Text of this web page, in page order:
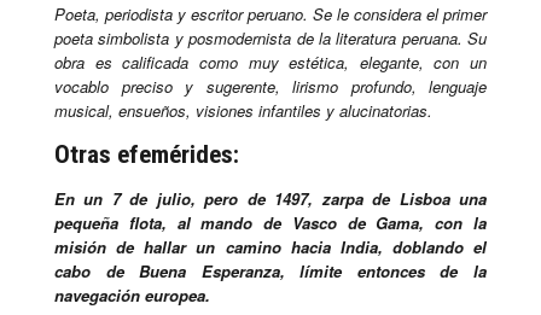
Poeta, periodista y escritor peruano. Se le considera el primer
poeta simbolista y posmodernista de la literatura peruana. Su
obra es calificada como muy estética, elegante, con un
vocablo preciso y sugerente, lirismo profundo, lenguaje
musical, ensueños, visiones infantiles y alucinatorias.
Otras efemérides:
En un 7 de julio, pero de 1497, zarpa de Lisboa una
pequeña flota, al mando de Vasco de Gama, con la
misión de hallar un camino hacia India, doblando el
cabo de Buena Esperanza, límite entonces de la
navegación europea.